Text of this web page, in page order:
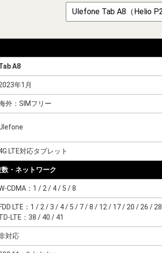
A8
年1月
外：SIMフリー
LTE対応タブレット
・ネットワーク
CDMA：1 / 2 / 4 / 5 / 8
FDD LTE：1 / 2 / 3 / 4 / 5 / 7 / 8 / 12 / 17 / 20 / 26 / 28
LTE：38 / 40 / 41
対応